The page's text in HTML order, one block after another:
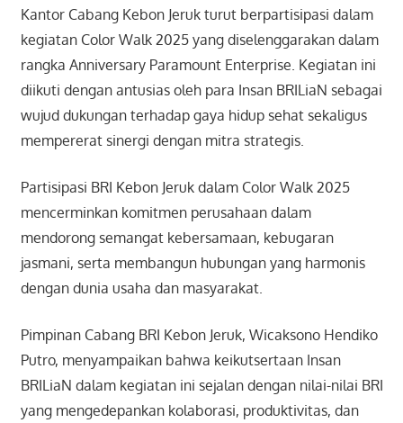
Kantor Cabang Kebon Jeruk turut berpartisipasi dalam
kegiatan Color Walk 2025 yang diselenggarakan dalam
rangka Anniversary Paramount Enterprise. Kegiatan ini
diikuti dengan antusias oleh para Insan BRILiaN sebagai
wujud dukungan terhadap gaya hidup sehat sekaligus
mempererat sinergi dengan mitra strategis.
Partisipasi BRI Kebon Jeruk dalam Color Walk 2025
mencerminkan komitmen perusahaan dalam
mendorong semangat kebersamaan, kebugaran
jasmani, serta membangun hubungan yang harmonis
dengan dunia usaha dan masyarakat.
Pimpinan Cabang BRI Kebon Jeruk, Wicaksono Hendiko
Putro, menyampaikan bahwa keikutsertaan Insan
BRILiaN dalam kegiatan ini sejalan dengan nilai-nilai BRI
yang mengedepankan kolaborasi, produktivitas, dan